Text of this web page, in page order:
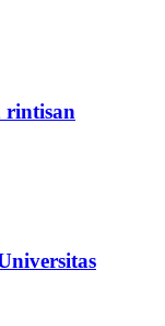
rintisan